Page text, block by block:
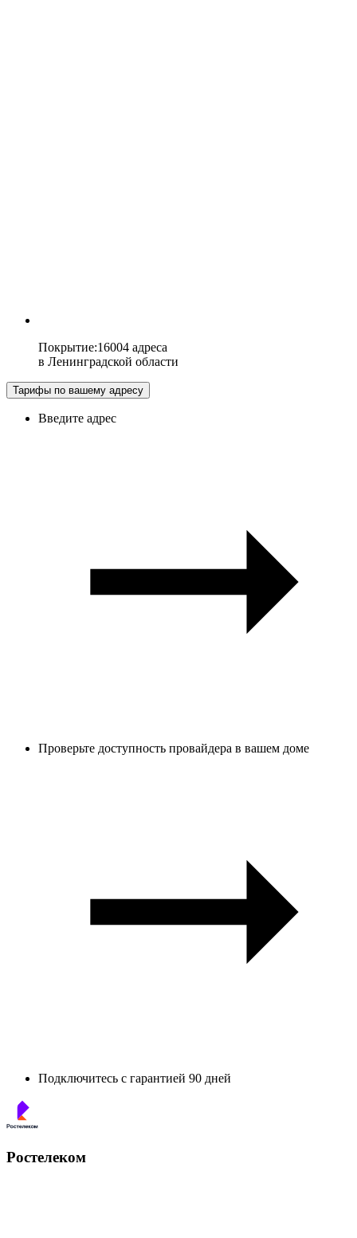
Покрытие:16004 адреса
в Ленинградской области
Тарифы по вашему адресу
Введите адрес
Проверьте доступность провайдера в вашем доме
Подключитесь с гарантией 90 дней
Ростелеком